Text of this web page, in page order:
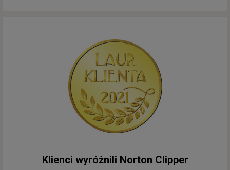
Klienci wyróżnili Norton Clipper